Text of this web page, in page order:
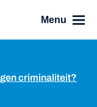
Menu
criminaliteit?